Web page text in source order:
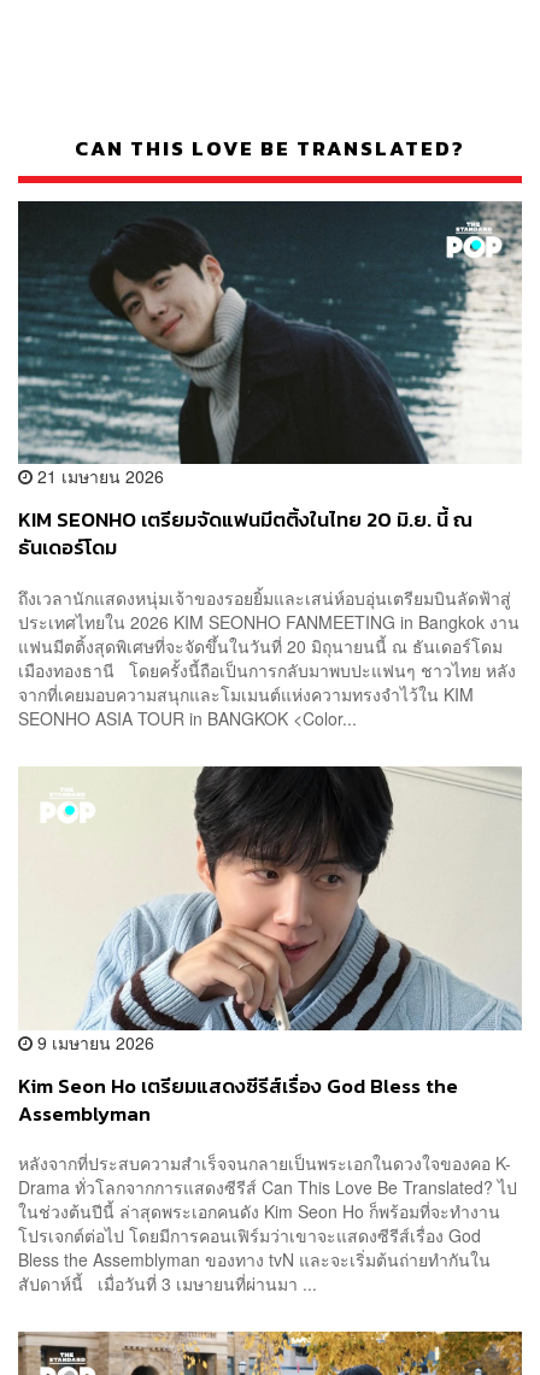
CAN THIS LOVE BE TRANSLATED?
21 เมษายน 2026
KIM SEONHO เตรียมจัดแฟนมีตติ้งในไทย 20 มิ.ย. นี้ ณ
ธันเดอร์โดม
ถึงเวลานักแสดงหนุ่มเจ้าของรอยยิ้มและเสน่ห์อบอุ่นเตรียมบินลัดฟ้าสู่
ประเทศไทยใน 2026 KIM SEONHO FANMEETING in Bangkok งาน
แฟนมีตติ้งสุดพิเศษที่จะจัดขึ้นในวันที่ 20 มิถุนายนนี้ ณ ธันเดอร์โดม
เมืองทองธานี โดยครั้งนี้ถือเป็นการกลับมาพบปะแฟนๆ ชาวไทย หลัง
จากที่เคยมอบความสนุกและโมเมนต์แห่งความทรงจำไว้ใน KIM
SEONHO ASIA TOUR in BANGKOK <Color...
9 เมษายน 2026
Kim Seon Ho เตรียมแสดงซีรีส์เรื่อง God Bless the
Assemblyman
หลังจากที่ประสบความสำเร็จจนกลายเป็นพระเอกในดวงใจของคอ K-
Drama ทั่วโลกจากการแสดงซีรีส์ Can This Love Be Translated? ไป
ในช่วงต้นปีนี้ ล่าสุดพระเอกคนดัง Kim Seon Ho ก็พร้อมที่จะทำงาน
โปรเจกต์ต่อไป โดยมีการคอนเฟิร์มว่าเขาจะแสดงซีรีส์เรื่อง God
Bless the Assemblyman ของทาง tvN และจะเริ่มต้นถ่ายทำกันใน
สัปดาห์นี้ เมื่อวันที่ 3 เมษายนที่ผ่านมา ...